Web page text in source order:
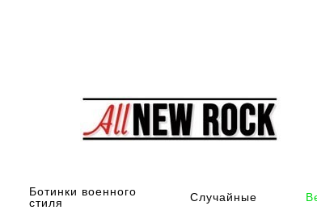
Ботинки военного
стиля
Случайные